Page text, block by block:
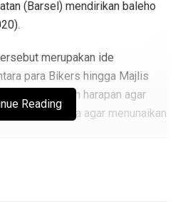
(Barsel) mendirikan baleho
merupakan ide
para Bikers hingga Majlis
dengan harapan agar
kiranya agar menunaikan
Reading